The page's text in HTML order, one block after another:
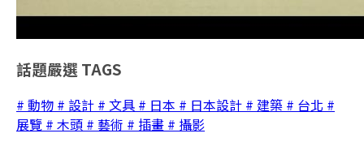
話題嚴選 TAGS
# 動物 # 設計 # 文具 # 日本 # 日本設計 # 建築 # 台北 #
展覽 # 木頭 # 藝術 # 插畫 # 攝影